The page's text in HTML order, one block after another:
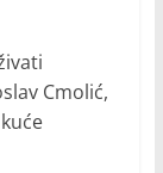
Cmolić,